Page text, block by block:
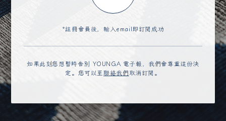
*註冊會員後，輸入email即訂閱成功
如果此刻您想暫時告別 YOUNGA 電子報，我們會尊重這份決
定。您可以至聯絡我們取消訂閱。